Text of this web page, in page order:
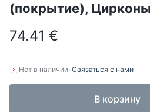
(покрытие), Цирконы
74.41 €
Нет в наличии·Связаться с нами
В корзину